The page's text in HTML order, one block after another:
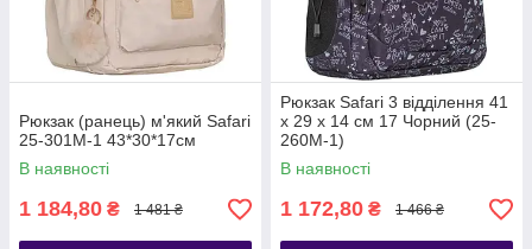
Рюкзак (ранець) м'який Safari
25-301M-1 43*30*17см
В наявності
1 184,80 ₴ 1 481 ₴
Рюкзак Safari 3 відділення 41
x 29 x 14 см 17 Чорний (25-
260M-1)
В наявності
1 172,80 ₴ 1 466 ₴